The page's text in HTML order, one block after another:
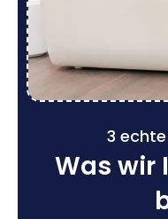
3
Was wir